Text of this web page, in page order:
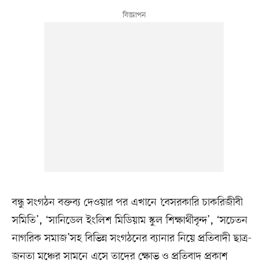
বন্ধু সংগঠন বক্তব্য দেওয়ার পর এখানে ‘বেসরকারি চাকরিজীবী
সমিতি’, ‘সানিডেল ইংলিশ মিডিয়াম স্কুল শিক্ষার্থীবৃন্দ’, ‘সচেতন
নাগরিক সমাজ’সহ বিভিন্ন সংগঠনের ব্যানার নিয়ে প্রতিবাদী ছাত্র-
জনতা মঞ্চের সামনে এসে তাদের ক্ষোভ ও প্রতিবাদ প্রকাশ